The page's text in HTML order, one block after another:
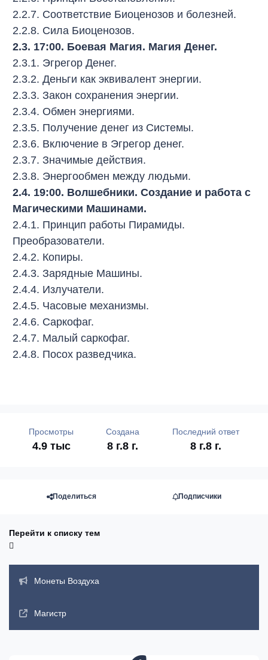
2.2.7. Соответствие Биоценозов и болезней.
2.2.8. Сила Биоценозов.
2.3. 17:00. Боевая Магия. Магия Денег.
2.3.1. Эгрегор Денег.
2.3.2. Деньги как эквивалент энергии.
2.3.3. Закон сохранения энергии.
2.3.4. Обмен энергиями.
2.3.5. Получение денег из Системы.
2.3.6. Включение в Эгрегор денег.
2.3.7. Значимые действия.
2.3.8. Энергообмен между людьми.
2.4. 19:00. Волшебники. Создание и работа с
Магическими Машинами.
2.4.1. Принцип работы Пирамиды.
Преобразователи.
2.4.2. Копиры.
2.4.3. Зарядные Машины.
2.4.4. Излучатели.
2.4.5. Часовые механизмы.
2.4.6. Саркофаг.
2.4.7. Малый саркофаг.
2.4.8. Посох разведчика.
Просмотры
4.9 тыс
Создана
8 г.8 г.
Последний ответ
8 г.8 г.
Поделиться Подписчики
Перейти к списку тем
Монеты Воздуха
Магистр